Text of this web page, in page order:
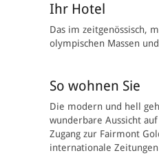
Ihr Hotel
Das im zeitgenössisch,
olympischen Massen
So wohnen Sie
Die modern und hell
wunderbare Aussicht
Zugang zur Fairmont
internationale